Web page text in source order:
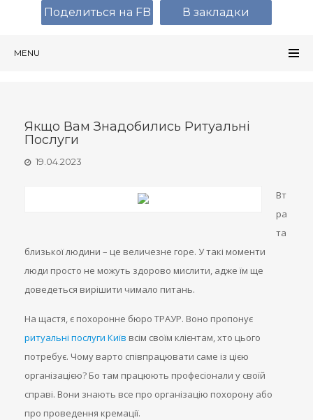
MENU
Якщо Вам Знадобились Ритуальні
Послуги
19.04.2023
Вт
ра
та
близької людини – це величезне горе. У такі моменти
люди просто не можуть здорово мислити, адже їм ще
доведеться вирішити чимало питань.
На щастя, є похоронне бюро ТРАУР. Воно пропонує
ритуальні послуги Київ всім своїм клієнтам, хто цього
потребує. Чому варто співпрацювати саме із цією
організацією? Бо там працюють професіонали у своїй
справі. Вони знають все про організацію похорону або
про проведення кремації.
Поделиться на FB В закладки